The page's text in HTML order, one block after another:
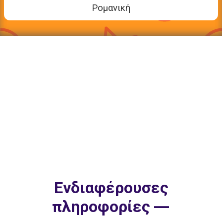
Ρομανική
Ενδιαφέρουσες
πληροφορίες —